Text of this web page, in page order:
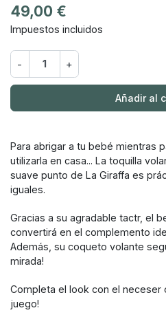
49,00 €
Impuestos incluidos
- +
Añadir al
Para abrigar a tu bebé mientras
utilizarla en casa... La toquilla
suave punto de La Giraffa es
iguales.
Gracias a su agradable tactr, el
convertirá en el complemento
Además, su coqueto volante
mirada!
Completa el look con el neceser
juego!